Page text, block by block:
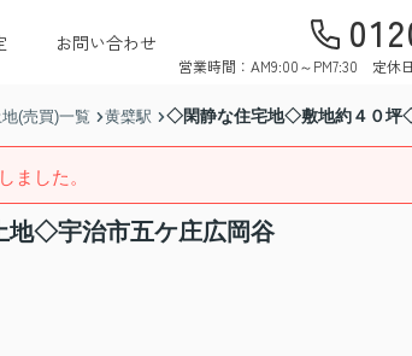
お問い合わせ
営業時間：AM9:00～PM7:30 定休
(売買)一覧 黄檗駅 ◇閑静な住宅地◇敷地約４０坪
ました。
◇宇治市五ケ庄広岡谷